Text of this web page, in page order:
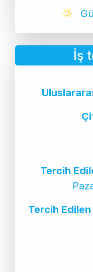
İş
Tercih
Tercih Edilen